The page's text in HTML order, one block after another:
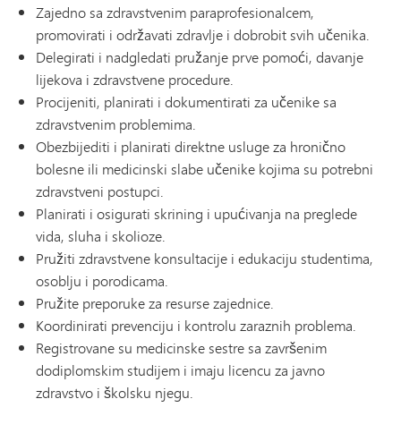
Zajedno sa zdravstvenim paraprofesionalcem,
promovirati i održavati zdravlje i dobrobit svih učenika.
Delegirati i nadgledati pružanje prve pomoći, davanje
lijekova i zdravstvene procedure.
Procijeniti, planirati i dokumentirati za učenike sa
zdravstvenim problemima.
Obezbijediti i planirati direktne usluge za hronično
bolesne ili medicinski slabe učenike kojima su potrebni
zdravstveni postupci.
Planirati i osigurati skrining i upućivanja na preglede
vida, sluha i skolioze.
Pružiti zdravstvene konsultacije i edukaciju studentima,
osoblju i porodicama.
Pružite preporuke za resurse zajednice.
Koordinirati prevenciju i kontrolu zaraznih problema.
Registrovane su medicinske sestre sa završenim
dodiplomskim studijem i imaju licencu za javno
zdravstvo i školsku njegu.